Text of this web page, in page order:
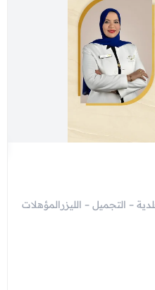
أخصائية الجلدية – التجميل – الليزرالمؤهلات